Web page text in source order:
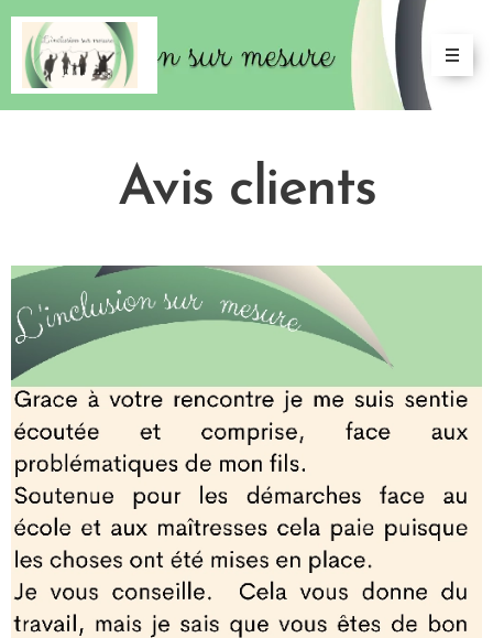
Avis clients